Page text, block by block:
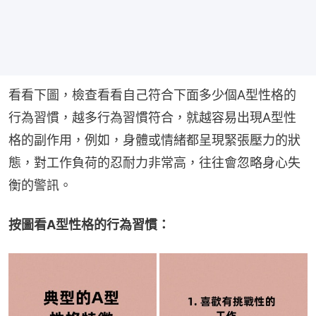
看看下圖，檢查看看自己符合下面多少個A型性格的
行為習慣，越多行為習慣符合，就越容易出現A型性
格的副作用，例如，身體或情緒都呈現緊張壓力的狀
態，對工作負荷的忍耐力非常高，往往會忽略身心失
衡的警訊。
按圖看A型性格的行為習慣：